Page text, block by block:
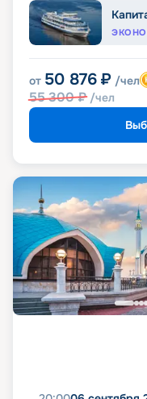
от 50 876 ₽ /чел
55 300₽ /чел